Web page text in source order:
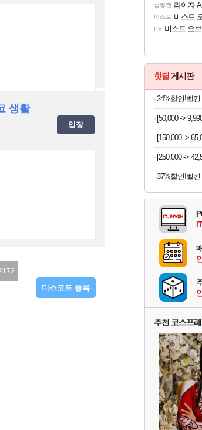
생활
입장
디스코드 등록
섭컬겜 라이자 AI
비스트 비스트 오브
PV 비스트 오브
핫딜 게시판
추천 코스프